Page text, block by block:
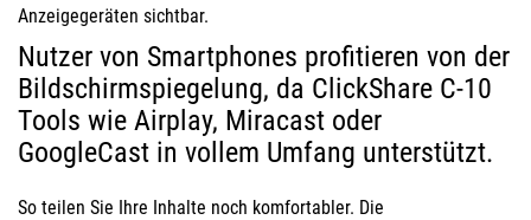
Anzeigegeräten sichtbar.
Nutzer von Smartphones profitieren von der
Bildschirmspiegelung, da ClickShare C-10
Tools wie Airplay, Miracast oder
GoogleCast in vollem Umfang unterstützt.
So teilen Sie Ihre Inhalte noch komfortabler. Die